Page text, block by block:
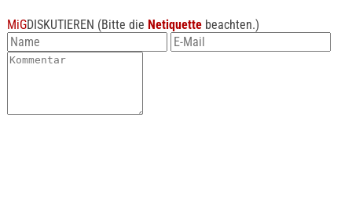
MiGDISKUTIEREN (Bitte die Netiquettebeachten.)